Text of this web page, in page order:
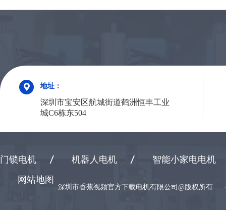
地址：
深圳市宝安区航城街道鹤洲恒丰工业
城C6栋东504
门锁电机 机器人电机
智能小家电电机
网站地图
深圳市香蕉视频官方下载电机有限公司@版权所有